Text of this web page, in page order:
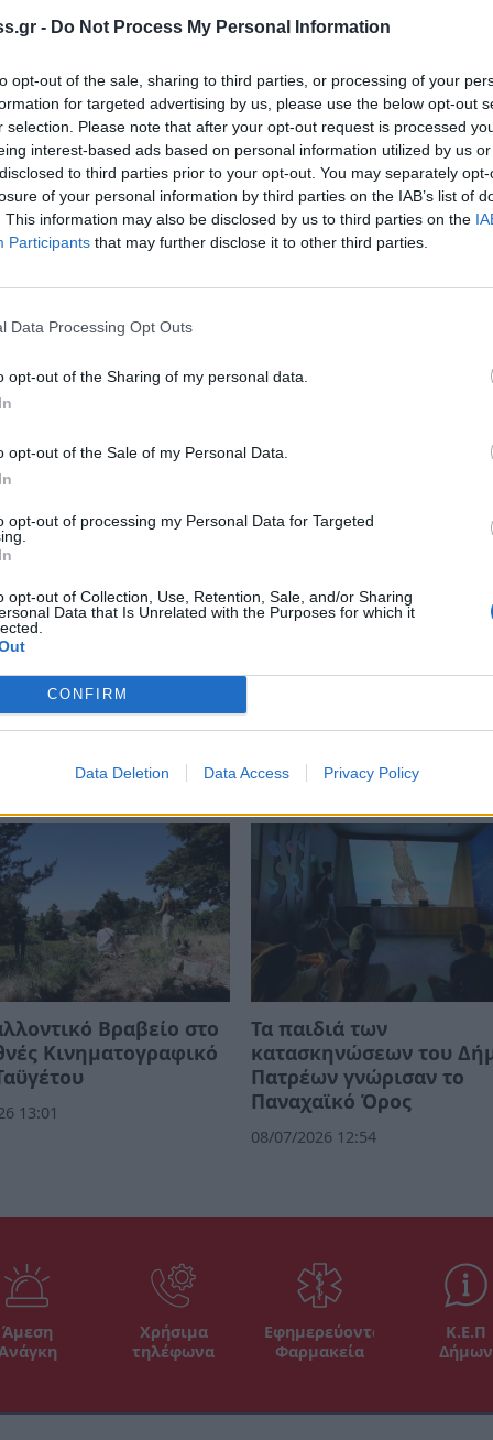
- Do Not Process My Personal Information
opt-out of the sale, sharing to third parties, or processing of your
for targeted advertising by us, please use the below opt-out
selection. Please note that after your opt-out request is processed
interest-based ads based on personal information utilized by us
to third parties prior to your opt-out. You may separately
of your personal information by third parties on the IAB’s list of
This information may also be disclosed by us to third parties on the
Participants that may further disclose it to other third parties.
Data Processing Opt Outs
opt-out of the Sharing of my personal data.
opt-out of the Sale of my Personal Data.
opt-out of processing my Personal Data for Targeted
opt-out of Collection, Use, Retention, Sale, and/or Sharing
Data that Is Unrelated with the Purposes for which it
CONFIRM
Data Deletion Data Access Privacy Policy
να κατανοήσουν την έννοια «Σεβασμός
πρακτικές. Γενικότερα στόχος της
των κύριων περιβαλλοντικών προβλημάτων
τις επιπτώσεις αυτών και θα
των πολιτών στις εργασίες της «Πράσινης
του Δήμου Ευρώτα για τη βιώσιμη
ένα αισιόδοξο μήνυμα για το μέλλον.
Ευρωπαϊκής γης ή
της ζωής
08:59
Ο Όλυμπος
Βραβείο στο
Κινηματογραφικό
13:01
Τα παιδιά των
κατασκηνώσεων του
Πατρέων γνώρισαν το
Παναχαϊκό Όρος
08/07/2026 12:54
Άμεση
Χρήσιμα
τηλέφωνα
Εφημερεύοντα
Φαρμακεία
Κ.Ε.Π
Δήμων